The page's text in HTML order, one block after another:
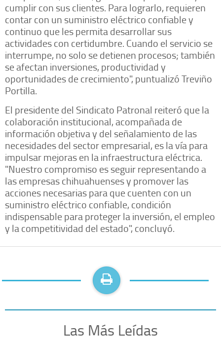
cumplir con sus clientes. Para lograrlo, requieren
contar con un suministro eléctrico confiable y
continuo que les permita desarrollar sus
actividades con certidumbre. Cuando el servicio se
interrumpe, no solo se detienen procesos; también
se afectan inversiones, productividad y
oportunidades de crecimiento", puntualizó Treviño
Portilla.
El presidente del Sindicato Patronal reiteró que la
colaboración institucional, acompañada de
información objetiva y del señalamiento de las
necesidades del sector empresarial, es la vía para
impulsar mejoras en la infraestructura eléctrica.
"Nuestro compromiso es seguir representando a
las empresas chihuahuenses y promover las
acciones necesarias para que cuenten con un
suministro eléctrico confiable, condición
indispensable para proteger la inversión, el empleo
y la competitividad del estado", concluyó.
Las Más Leídas